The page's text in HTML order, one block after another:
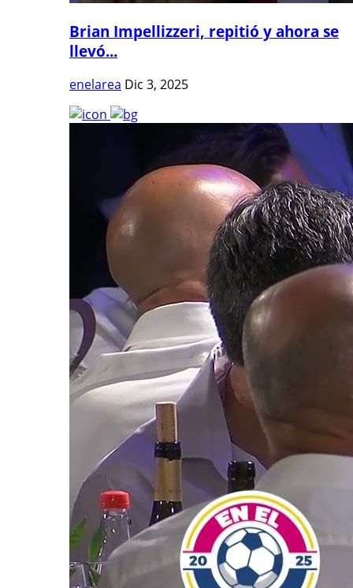
Brian Impellizzeri, repitió y ahora se
llevó...
enelarea Dic 3, 2025